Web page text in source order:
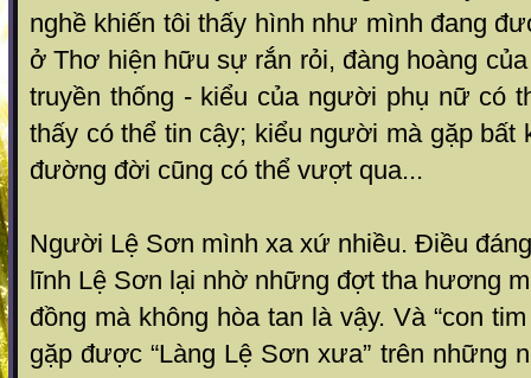
nghề khiến tôi thấy hình như mình đang
ở Thơ hiện hữu sự rắn rỏi, đàng hoàng
truyền thống - kiểu của người phụ nữ có
thấy có thể tin cậy; kiểu người mà gặp bất
đường đời cũng có thể vượt qua...
Người Lệ Sơn mình xa xứ nhiều. Điều
lĩnh Lệ Sơn lại nhờ những đợt tha hương
đồng mà không hòa tan là vậy. Và “con
gặp được “Làng Lệ Sơn xưa” trên những